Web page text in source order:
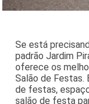
Se está
padrão Jardim
oferece os
Salão de Festas.
de festas,
salão de festa